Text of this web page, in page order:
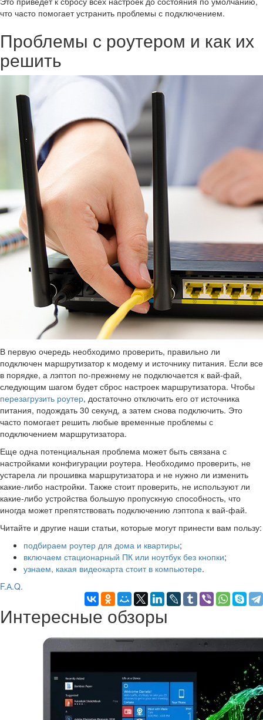
что часто помогает устранить проблемы с подключением.
Проблемы с роутером и как их
решить
В первую очередь необходимо проверить, правильно ли
подключен маршрутизатор к модему и источнику питания. Если все
в порядке, а лэптоп по-прежнему не подключается к вай-фай,
следующим шагом будет сброс настроек маршрутизатора. Чтобы
перезагрузить роутер, достаточно отключить его от источника
питания, подождать 30 секунд, а затем снова подключить. Это
часто помогает решить любые временные проблемы с
подключением маршрутизатора.
Еще одна потенциальная проблема может быть связана с
настройками конфигурации роутера. Необходимо проверить, не
устарела ли прошивка маршрутизатора и не нужно ли изменить
какие-либо настройки. Также стоит проверить, не используют ли
какие-либо устройства большую пропускную способность, что
иногда может препятствовать подключению лэптопа к вай-фай.
Читайте и другие наши статьи, которые могут принести вам пользу:
подбираем роутер для дома и квартиры;
включаем стационарный ПК или ноутбук без кнопки;
узнаем, какая видеокарта стоит в компьютере.
F.А.Q.
Интересные обзоры